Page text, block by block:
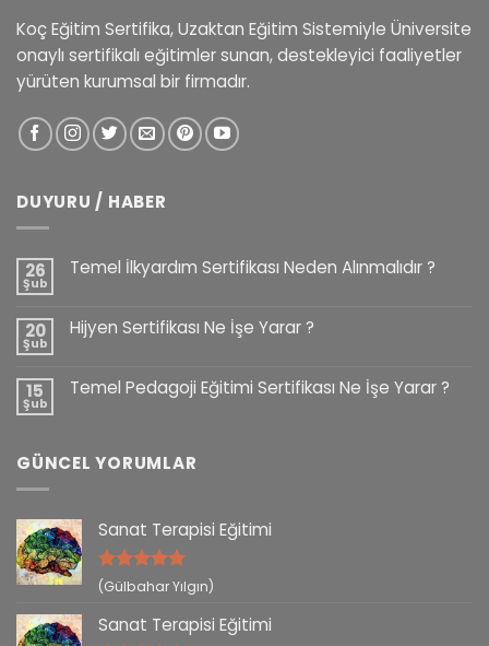
Koç Eğitim Sertifika, Uzaktan Eğitim Sistemiyle Üniversite
onaylı sertifikalı eğitimler sunan, destekleyici faaliyetler
yürüten kurumsal bir firmadır.
DUYURU / HABER
26
Şub
Temel İlkyardım Sertifikası Neden Alınmalıdır ?
20
Şub
Hijyen Sertifikası Ne İşe Yarar ?
15
Şub
Temel Pedagoji Eğitimi Sertifikası Ne İşe Yarar ?
GÜNCEL YORUMLAR
Sanat Terapisi Eğitimi
5 üzerinden
(Gülbahar Yılgın)
Sanat Terapisi Eğitimi